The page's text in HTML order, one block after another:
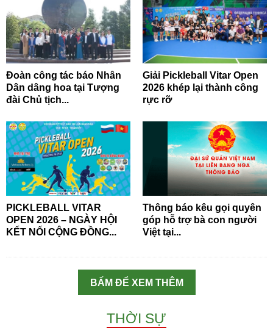
Đoàn công tác báo Nhân
Dân dâng hoa tại Tượng
đài Chủ tịch...
Giải Pickleball Vitar Open
2026 khép lại thành công
rực rỡ
PICKLEBALL VITAR
OPEN 2026 – NGÀY HỘI
KẾT NỐI CỘNG ĐỒNG...
Thông báo kêu gọi quyên
góp hỗ trợ bà con người
Việt tại...
BẤM ĐỂ XEM THÊM
THỜI SỰ